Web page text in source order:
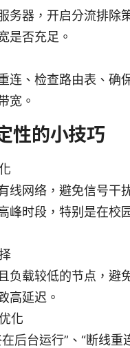
务器，开启分流排除
是否充足。
连、检查路由表、确
宽。
性的小技巧
线网络，避免信号干
峰时段，特别是在校
负载较低的节点，避
高延迟。
化
后台运行”、“断线重